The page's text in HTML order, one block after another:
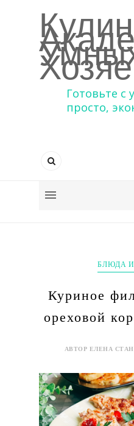
Готовьте с
просто,
БЛЮДА
Куриное
ореховой
АВТОР ЕЛЕНА